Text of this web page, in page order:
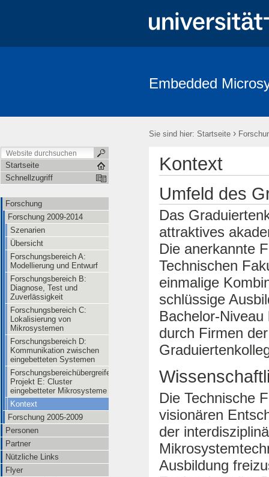
Embedded
Sie sind hier: Startseite ›
Startseite
Schnellzugriff
Forschung
Forschung 2009-2014
Szenarien
Übersicht
Forschungsbereich A:
Modellierung und Entwurf
Forschungsbereich B:
Diagnose, Test und
Zuverlässigkeit
Forschungsbereich C:
Lokalisierung von
Mikrosystemen
Forschungsbereich D:
Kommunikation zwischen
eingebetteten Systemen
Forschungsbereichübergreifendes
Projekt E: Cluster
eingebetteter Mikrosysteme
Kontext
Forschung 2005-2009
Personen
Partner
Nützliche Links
Flyer
Kontext
Umfeld des
Das
attraktives
Die anerkannte
Technischen
einmalige
schlüssige
Bachelor-
durch Firmen
Die Technische
visionären
der
Ausbildung